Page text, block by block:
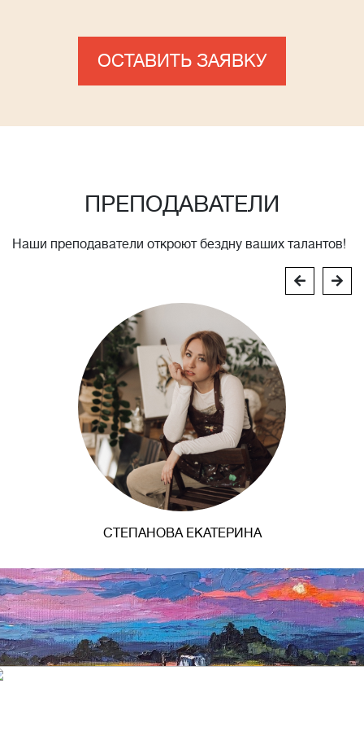
ОСТАВИТЬ ЗАЯВКУ
ПРЕПОДАВАТЕЛИ
Наши преподаватели откроют бездну ваших талантов!
СТЕПАНОВА ЕКАТЕРИНА